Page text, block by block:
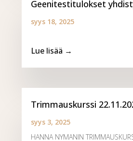
Geenitestitulokset
syys 18, 2025
Trimmauskurssi
syys 3, 2025
HANNA NYMANIN